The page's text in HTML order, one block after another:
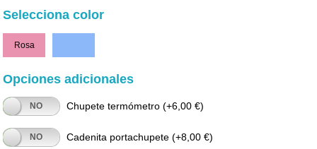
Selecciona color
Rosa
Opciones adicionales
NO Chupete termómetro (+6,00 €)
NO Cadenita portachupete (+8,00 €)